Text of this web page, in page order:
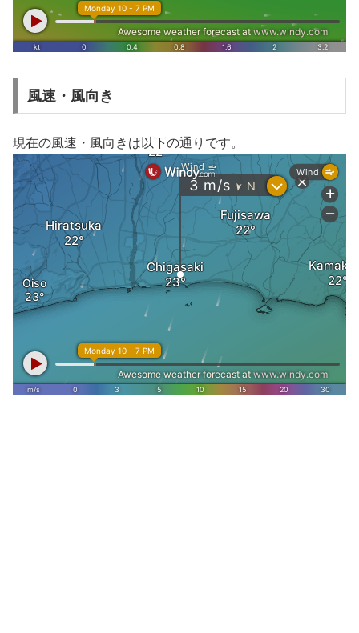
風速・風向き
現在の風速・風向きは以下の通りです。